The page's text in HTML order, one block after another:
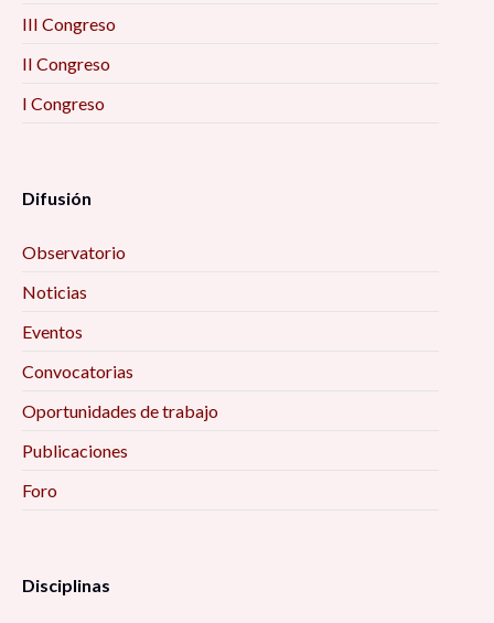
III Congreso
II Congreso
I Congreso
Difusión
Observatorio
Noticias
Eventos
Convocatorias
Oportunidades de trabajo
Publicaciones
Foro
Disciplinas